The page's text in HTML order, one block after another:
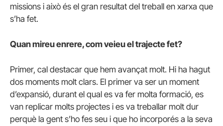
missions i això és el gran resultat del treball en xarxa que
s’ha fet.
Quan mireu enrere, com veieu el trajecte fet?
Primer, cal destacar que hem avançat molt. Hi ha hagut
dos moments molt clars. El primer va ser un moment
d’expansió, durant el qual es va fer molta formació, es
van replicar molts projectes i es va treballar molt dur
perquè la gent s’ho fes seu i que ho incorporés a la seva